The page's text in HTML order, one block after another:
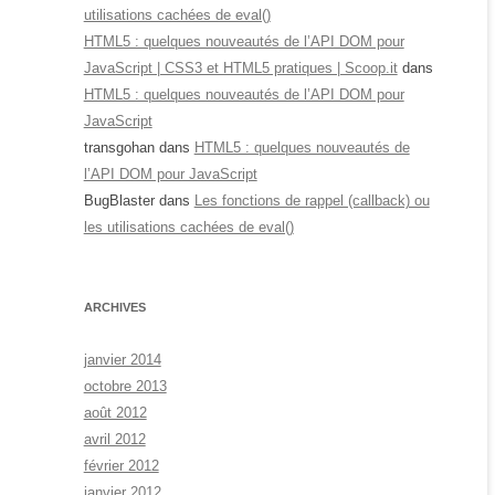
utilisations cachées de eval()
HTML5 : quelques nouveautés de l’API DOM pour
JavaScript | CSS3 et HTML5 pratiques | Scoop.itdans
HTML5 : quelques nouveautés de l’API DOM pour
JavaScript
transgohandans HTML5 : quelques nouveautés de
l’API DOM pour JavaScript
BugBlasterdans Les fonctions de rappel (callback) ou
les utilisations cachées de eval()
ARCHIVES
janvier 2014
octobre 2013
août 2012
avril 2012
février 2012